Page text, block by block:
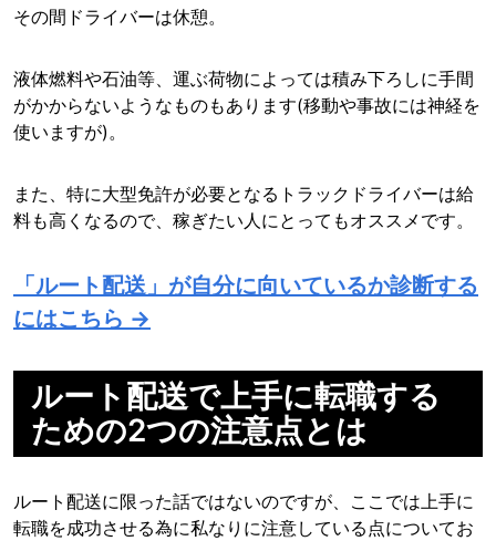
その間ドライバーは休憩。
液体燃料や石油等、運ぶ荷物によっては積み下ろしに手間
がかからないようなものもあります(移動や事故には神経を
使いますが)。
また、特に大型免許が必要となるトラックドライバーは給
料も高くなるので、稼ぎたい人にとってもオススメです。
「ルート配送」が自分に向いているか診断する
にはこちら →
ルート配送で上手に転職する
ための2つの注意点とは
ルート配送に限った話ではないのですが、ここでは上手に
転職を成功させる為に私なりに注意している点についてお